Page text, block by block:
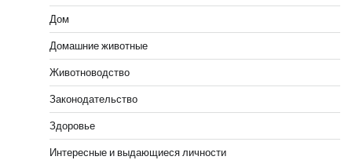
Дом
Домашние животные
Животноводство
Законодательство
Здоровье
Интересные и выдающиеся личности